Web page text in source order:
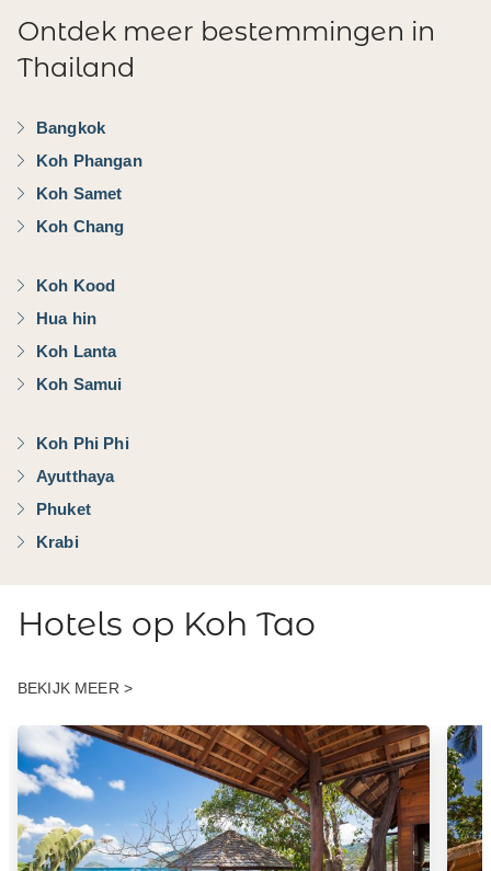
Ontdek meer bestemmingen in
Thailand
Bangkok
Koh Phangan
Koh Samet
Koh Chang
Koh Kood
Hua hin
Koh Lanta
Koh Samui
Koh Phi Phi
Ayutthaya
Phuket
Krabi
Hotels op Koh Tao
BEKIJK MEER >